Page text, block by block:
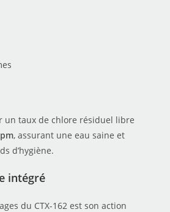
un taux de chlore résiduel libre
, assurant une eau saine et
d’hygiène.
intégré
du CTX-162 est son action